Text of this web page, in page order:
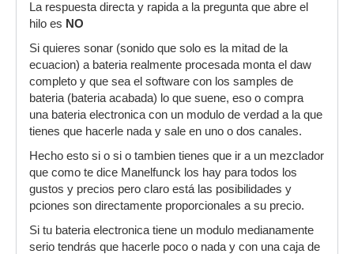
La respuesta directa y rapida a la pregunta que abre el
hilo es NO
Si quieres sonar (sonido que solo es la mitad de la
ecuacion) a bateria realmente procesada monta el daw
completo y que sea el software con los samples de
bateria (bateria acabada) lo que suene, eso o compra
una bateria electronica con un modulo de verdad a la que
tienes que hacerle nada y sale en uno o dos canales.
Hecho esto si o si o tambien tienes que ir a un mezclador
que como te dice Manelfunck los hay para todos los
gustos y precios pero claro está las posibilidades y
pciones son directamente proporcionales a su precio.
Si tu bateria electronica tiene un modulo medianamente
serio tendrás que hacerle poco o nada y con una caja de